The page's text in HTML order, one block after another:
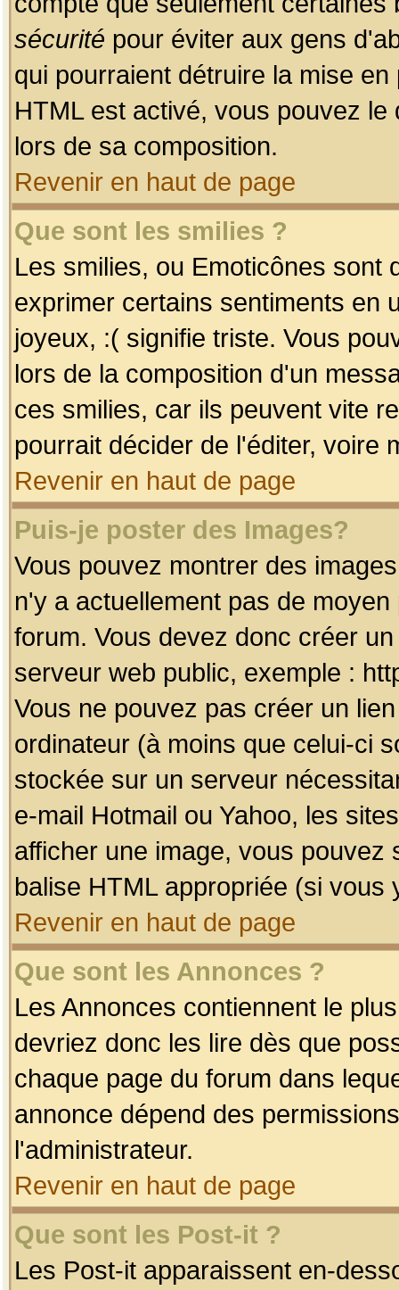
sécurité pour éviter aux gens
qui pourraient détruire la mise
HTML est activé, vous pouvez
lors de sa composition.
Revenir en haut de page
Que sont les smilies ?
Les smilies, ou Emoticônes sont
exprimer certains sentiments en
joyeux, :( signifie triste. Vous
lors de la composition d'un
ces smilies, car ils peuvent vite
pourrait décider de l'éditer, voire
Revenir en haut de page
Puis-je poster des Images?
Vous pouvez montrer des
n'y a actuellement pas de
forum. Vous devez donc créer
serveur web public, exemple :
Vous ne pouvez pas créer un
ordinateur (à moins que celui-ci
stockée sur un serveur
e-mail Hotmail ou Yahoo, les
afficher une image, vous pouvez
balise HTML appropriée (si vous
Revenir en haut de page
Que sont les Annonces ?
Les Annonces contiennent le
devriez donc les lire dès que
chaque page du forum dans
annonce dépend des
l'administrateur.
Revenir en haut de page
Que sont les Post-it ?
Les Post-it apparaissent en-